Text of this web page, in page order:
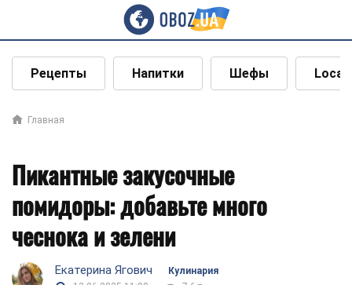
Рецепты Напитки Шефы Local
Главная
Пикантные закусочные
помидоры: добавьте много
чеснока и зелени
Екатерина Ягович
Кулинария